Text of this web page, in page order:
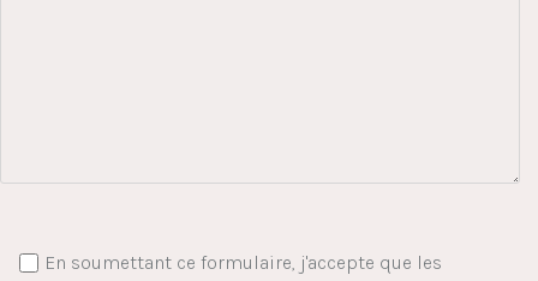
En soumettant ce formulaire, j'accepte que les